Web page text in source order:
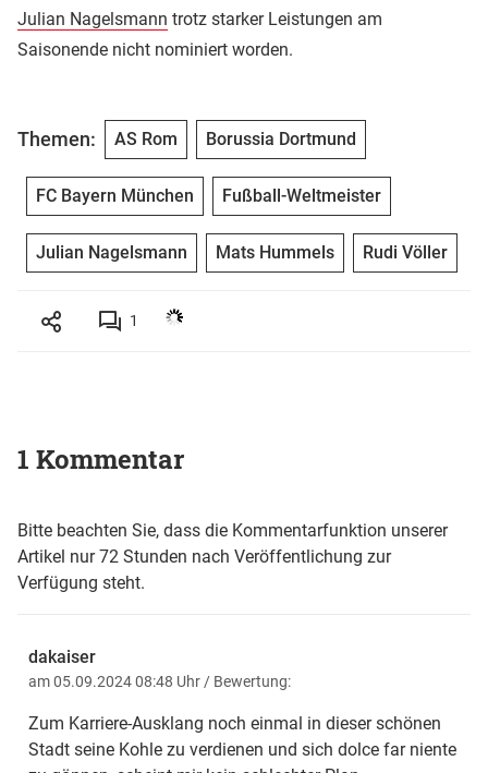
Julian Nagelsmann trotz starker Leistungen am
Saisonende nicht nominiert worden.
Themen: AS Rom Borussia Dortmund
FC Bayern München Fußball-Weltmeister
Julian Nagelsmann Mats Hummels Rudi Völler
1
1 Kommentar
Bitte beachten Sie, dass die Kommentarfunktion unserer
Artikel nur 72 Stunden nach Veröffentlichung zur
Verfügung steht.
dakaiser
am 05.09.2024 08:48 Uhr / Bewertung:
Zum Karriere-Ausklang noch einmal in dieser schönen
Stadt seine Kohle zu verdienen und sich dolce far niente